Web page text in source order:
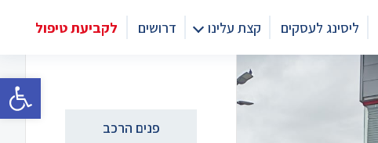
פתח
ליסינג לעסקים קצת עלינו דרושים לקביעת טיפול
פנים הרכב